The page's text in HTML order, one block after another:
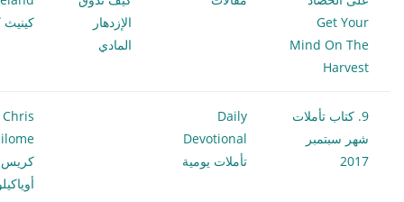
Get Your
Mind On The
Harvest
الإزدهار
المادي
كينيث
9. كتاب تأملات
شهر سبتمبر
2017
Daily
Devotional
تأملات يومية
Chris
كريس